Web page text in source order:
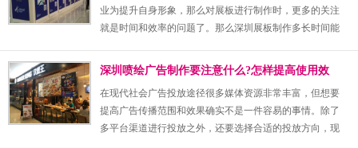
业为提升自身形象，那么对展板进行制作时，更多的关注
就是时间和效率的问题了。那么深圳展板制作多长时间能
响到展板制作的时间长短，一起来认识一下吧。
深圳喷绘广告制作要注意什么?怎样提高使用效
果?
在现代社会广告投放途径很多媒体资源非常丰富，但想要
提高广告传播范围和效果确实不是一件容易的事情。除了
多平台渠道进行投放之外，还要选择合适的投放方向，现